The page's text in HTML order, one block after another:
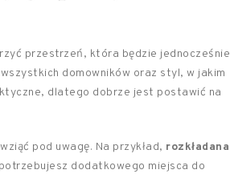
przestrzeń, która będzie jednocześnie
domowników oraz styl, w jakim
dlatego dobrze jest postawić na
pod uwagę. Na przykład, rozkładana
dodatkowego miejsca do